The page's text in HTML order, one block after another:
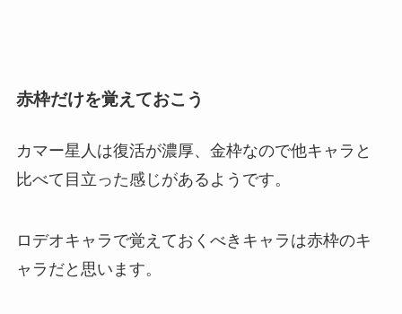
赤枠だけを覚えておこう
カマー星人は復活が濃厚、金枠なので他キャラと
比べて目立った感じがあるようです。
ロデオキャラで覚えておくべきキャラは赤枠のキ
ャラだと思います。